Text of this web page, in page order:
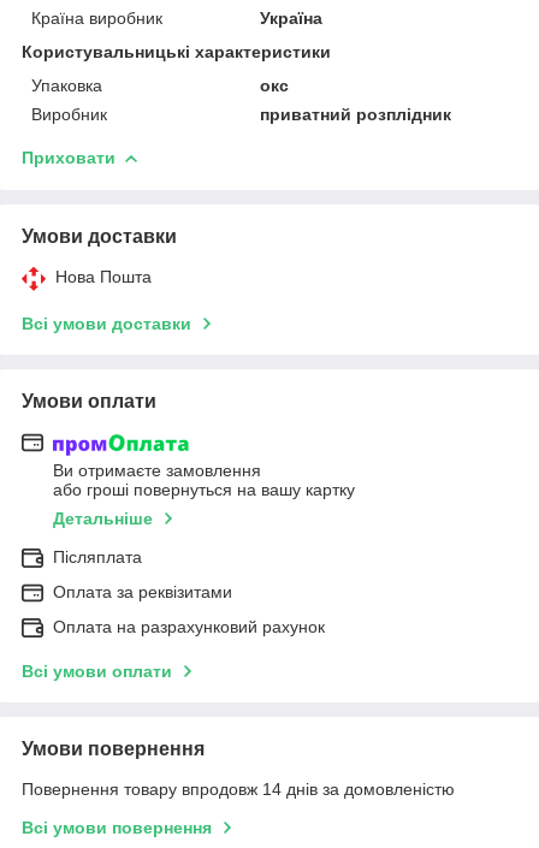
Країна виробник
Україна
Користувальницькі характеристики
Упаковка
окс
Виробник
приватний розплідник
Приховати
Умови доставки
Нова Пошта
Всі умови доставки
Умови оплати
Ви отримаєте замовлення
або гроші повернуться на вашу картку
Детальніше
Післяплата
Оплата за реквізитами
Оплата на разрахунковий рахунок
Всі умови оплати
Умови повернення
Повернення товару впродовж 14 днів за домовленістю
Всі умови повернення